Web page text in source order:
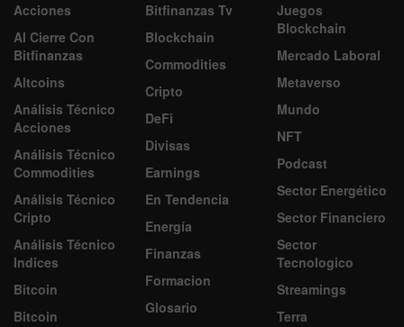
Acciones
Al Cierre Con
Bitfinanzas
Altcoins
Análisis Técnico
Acciones
Análisis Técnico
Commodities
Análisis Técnico
Cripto
Análisis Técnico
Indices
Bitcoin
Bitcoin
Bitfinanzas Tv
Blockchain
Commodities
Cripto
DeFi
Divisas
Earnings
En Tendencia
Energía
Finanzas
Formacion
Glosario
Juegos
Blockchain
Mercado Laboral
Metaverso
Mundo
NFT
Podcast
Sector Energético
Sector Financiero
Sector
Tecnologico
Streamings
Terra